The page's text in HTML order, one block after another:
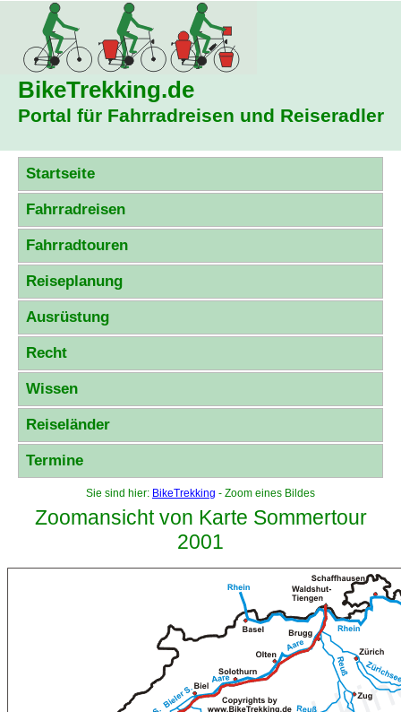
BikeTrekking.de
Portal für Fahrradreisen und Reiseradler
Startseite
Fahrradreisen
Fahrradtouren
Reiseplanung
Ausrüstung
Recht
Wissen
Reiseländer
Termine
Sie sind hier: BikeTrekking - Zoom eines Bildes
Zoomansicht von Karte Sommertour
2001